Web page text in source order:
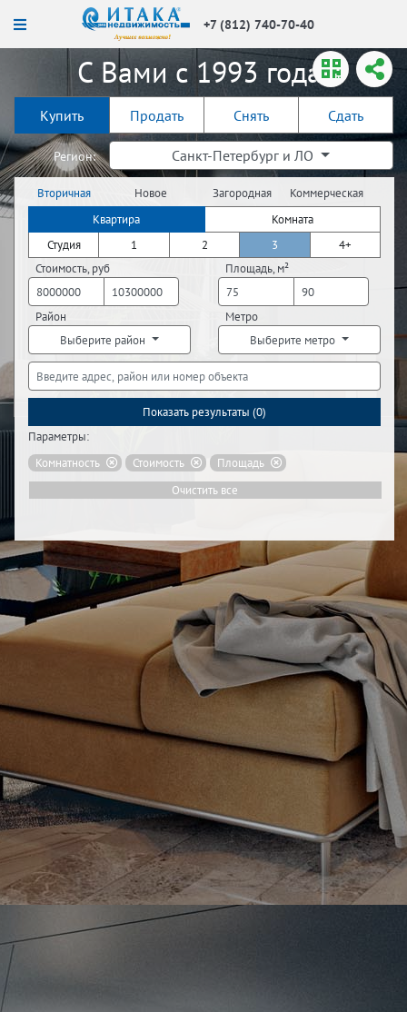
+7 (812) 740-70-40
С Вами с 1993 года!
Купить Продать Снять Сдать
Регион: Санкт-Петербург и ЛО
Вторичная
недвижимость
Новое
строительство
Загородная
недвижимость
Коммерческая
недвижимость
Квартира
Комната
Студия
1 2 3
4+
Стоимость, руб
Площадь, м²
Район
Выберите район
Метро
Выберите метро
Показать результаты (0)
Параметры:
Комнатность
Стоимость
Площадь
Очистить все